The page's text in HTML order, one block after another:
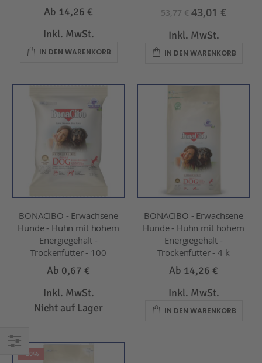
Ab 14,26 €
Inkl. MwSt.
IN DEN WARENKORB
53,77 € 43,01 €
Inkl. MwSt.
IN DEN WARENKORB
BONACIBO - Erwachsene
Hunde - Huhn mit hohem
Energiegehalt -
Trockenfutter - 100
Ab 0,67 €
Inkl. MwSt.
Nicht auf Lager
BONACIBO - Erwachsene
Hunde - Huhn mit hohem
Energiegehalt -
Trockenfutter - 4 k
Ab 14,26 €
Inkl. MwSt.
IN DEN WARENKORB
-20%
EINKAUFEN